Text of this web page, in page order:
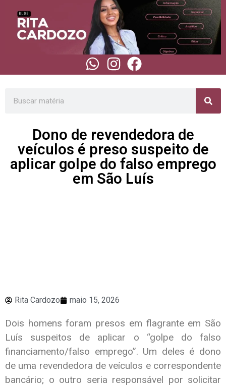
Dono de revendedora de
veículos é preso suspeito de
aplicar golpe do falso emprego
em São Luís
Rita Cardozo maio 15, 2026
Dois homens foram presos em flagrante em São
Luís suspeitos de aplicar o “golpe do falso
financiamento/falso emprego”. Um deles é dono
de uma revendedora de veículos e correspondente
bancário; o outro seria responsável por solicitar